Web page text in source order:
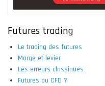
Futures trading
Le trading des futures
Marge et levier
Les erreurs classiques
Futures ou CFD ?